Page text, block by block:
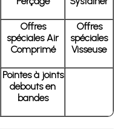
Offres
spéciales Air
Comprimé
Offres
spéciales
Visseuse
Pointes à joints
debouts en
bandes